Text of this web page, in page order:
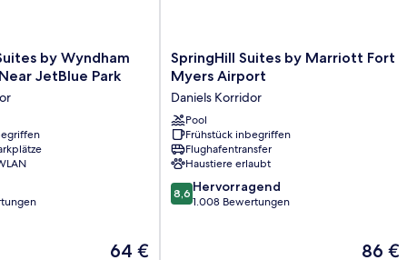
by Wyndham
JetBlue Park
Der
64 €
SpringHill
Suites
Marriott
Fort
Myers
Airport
Daniels
Korridor
SpringHill Suites by Marriott Fort
Myers Airport
Daniels Korridor
Pool
Frühstück inbegriffen
Flughafentransfer
Haustiere erlaubt
8.6
von
8,6 Hervorragend
1.008 Bewertungen
Der
86 €